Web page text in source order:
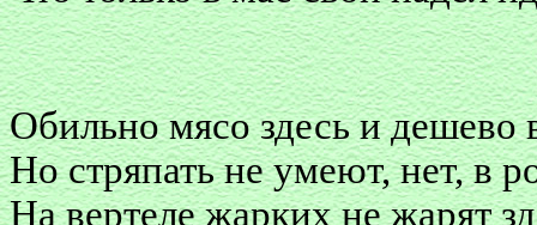
Обильно мясо здесь и дешево
Но стряпать не умеют, нет, в
На вертеле жарких не жарят